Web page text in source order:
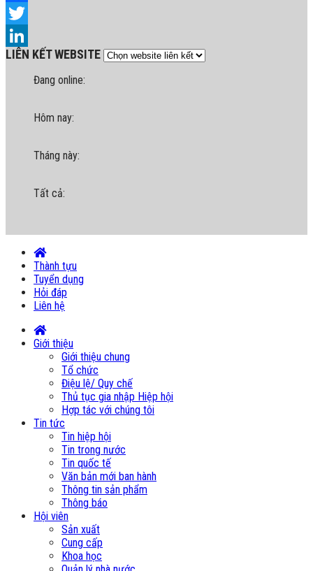
Facebook
Twitter
LinkedIn
LIÊN KẾT WEBSITE
Đang online:
Hôm nay:
Tháng này:
Tất cả:
Thành tựu
Tuyển dụng
Hỏi đáp
Liên hệ
Giới thiệu
Giới thiệu chung
Tổ chức
Điệu lệ/ Quy chế
Thủ tục gia nhập Hiệp hội
Hợp tác với chúng tôi
Tin tức
Tin hiệp hội
Tin trong nước
Tin quốc tế
Văn bản mới ban hành
Thông tin sản phẩm
Thông báo
Hội viên
Sản xuất
Cung cấp
Khoa học